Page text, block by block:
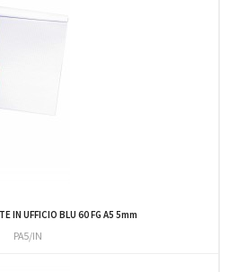
IN UFFICIO BLU 60 FG A5 5mm
PA5/IN